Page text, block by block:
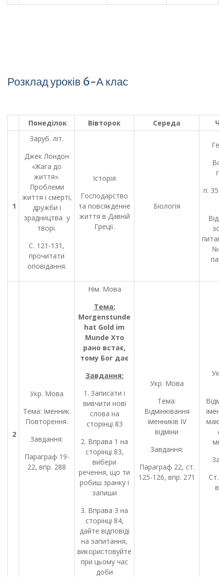
Розклад уроків 6-А клас
Понеділок Вівторок Середа
1
Заруб. літ.
Джек Лондон
«Жага до
життя».
Проблеми
життя і смерті,
дружби і
зрадництва у
творі.
С. 121-131,
прочитати
оповідання.
Історія
Господарство
та повсякденне
життя в Давній
Греції.
Біологія
п.
2
Укр. Мова
Тема: Іменник.
Повторення.
Завдання:
Параграф 19-
22, впр. 288
Нім. Мова
Тема:
Morgenstunde
hat Gold im
Munde Хто
рано встає,
тому Бог дає
Завдання:
1. Записати і
вивчити нові
слова на
сторінці 83
2. Вправа 1 на
сторінці 83,
вибери
речення, що ти
робиш зранку і
запиши
3. Вправа 3 на
сторінці 84,
дайте відповіді
на запитання,
використовуйте
при цьому час
доби
Укр. Мова
Тема:
Відмінювання
іменників ІV
відміни
Завдання:
Параграф 22, ст.
125-126, впр. 271